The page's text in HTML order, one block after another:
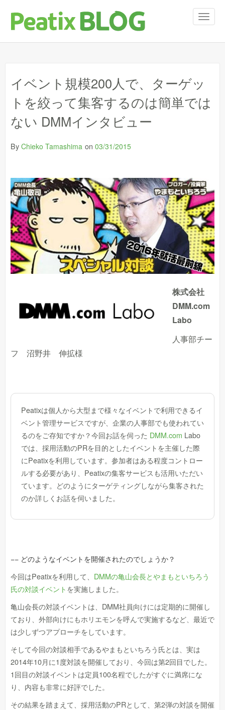
T
o
v
i
イベント規模200人で、ターゲッ
トを絞って集客するのは簡単では
ない DMMインタビュー
By Chieko Tamashima on 03/31/2015
株式会社
DMM.com
Labo
人事部チー
フ 沼野井 伸拡様
Peatixは個人から大型まで様々なイベントで利用できるイ
ベント管理サービスですが、企業の人事部でも使われてい
るのをご存知ですか？今回お話を伺った DMM.com Labo
では、採用活動のPRを目的としたイベントを主催した際
にPeatixを利用しています。参加者はある程度コントロー
ルする必要があり、Peatixの集客サービスも活用いただい
ています。どのようにターゲティングしながら集客された
のか詳しくお話を伺いました。
−− どのようなイベントを開催されたのでしょうか？
今回はPeatixを利用して、 DMMの亀山会長とやまもといちろう
氏の対談イベントを実施しました。
亀山会長の対談イベントは、DMM社員向けには定期的に開催し
ており、外部向けにもホリエモンを呼んで実施するなど、最近で
は少しずつアプローチをしています。
そして今回の対談相手であるやまもといちろう氏とは、実は
2014年10月に1度対談を開催しており、今回は第2回目でした。
1回目の対談イベントは定員100名程でしたがすぐに満席にな
り、内容も非常に好評でした。
その結果を踏まえて、採用活動のPRとして、第2弾の対談を開催